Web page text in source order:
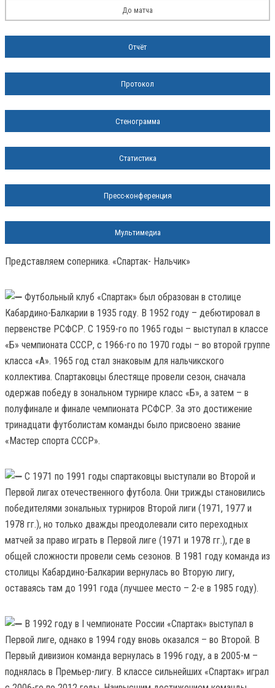
До матча
Отчёт
Протокол
Стенограмма
Статистика
Пресс-конференция
Мультимедиа
Представляем соперника. «Спартак- Нальчик»
Футбольный клуб «Спартак» был образован в столице
Кабардино-Балкарии в 1935 году. В 1952 году – дебютировал в
первенстве РСФСР. С 1959-го по 1965 годы – выступал в классе
«Б» чемпионата СССР, с 1966-го по 1970 годы – во второй группе
класса «А». 1965 год стал знаковым для нальчикского
коллектива. Спартаковцы блестяще провели сезон, сначала
одержав победу в зональном турнире класс «Б», а затем – в
полуфинале и финале чемпионата РСФСР. За это достижение
тринадцати футболистам команды было присвоено звание
«Мастер спорта СССР».
С 1971 по 1991 годы спартаковцы выступали во Второй и
Первой лигах отечественного футбола. Они трижды становились
победителями зональных турниров Второй лиги (1971, 1977 и
1978 гг.), но только дважды преодолевали сито переходных
матчей за право играть в Первой лиге (1971 и 1978 гг.), где в
общей сложности провели семь сезонов. В 1981 году команда из
столицы Кабардино-Балкарии вернулась во Вторую лигу,
оставаясь там до 1991 года (лучшее место – 2-е в 1985 году).
В 1992 году в I чемпионате России «Спартак» выступал в
Первой лиге, однако в 1994 году вновь оказался – во Второй. В
Первый дивизион команда вернулась в 1996 году, а в 2005-м –
поднялась в Премьер-лигу. В классе сильнейших «Спартак» играл